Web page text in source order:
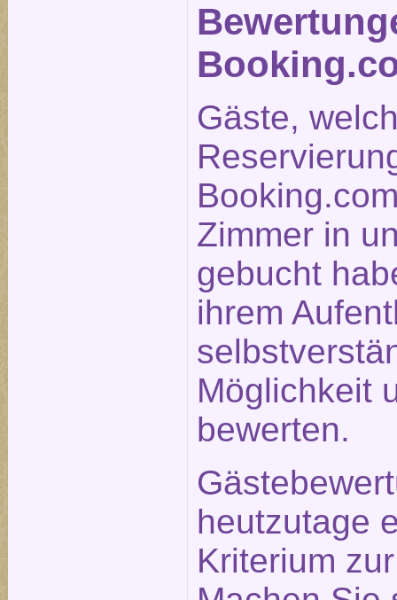
Gäste,
Zimmer in
gebucht
ihrem
Möglichkeit
bewerten.
heutzutage
Kriterium